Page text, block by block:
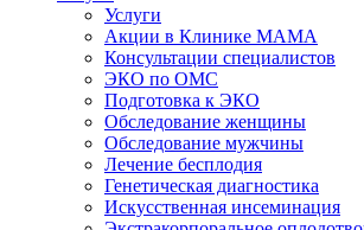
Услуги
Акции в Клинике МАМА
Консультации специалистов
ЭКО по ОМС
Подготовка к ЭКО
Обследование женщины
Обследование мужчины
Лечение бесплодия
Генетическая диагностика
Искусственная инсеминация